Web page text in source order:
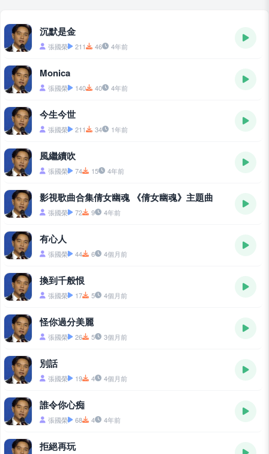
沉默是金
張國榮 211 46 4年前
Monica
張國榮 140 40 4年前
今生今世
張國榮 211 34 1年前
風繼續吹
張國榮 74 15 4年前
影視歌曲合集倩女幽魂 《倩女幽魂》主題曲
張國榮 72 9 4年前
有心人
張國榮 44 6 4個月前
換到千般恨
張國榮 17 5 4個月前
怪你過分美麗
張國榮 26 5 3個月前
別話
張國榮 19 4 4個月前
誰令你心痴
張國榮 68 4 4年前
拒絕再玩